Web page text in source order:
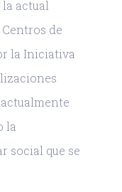
actual
de
la Iniciativa
la
social que se